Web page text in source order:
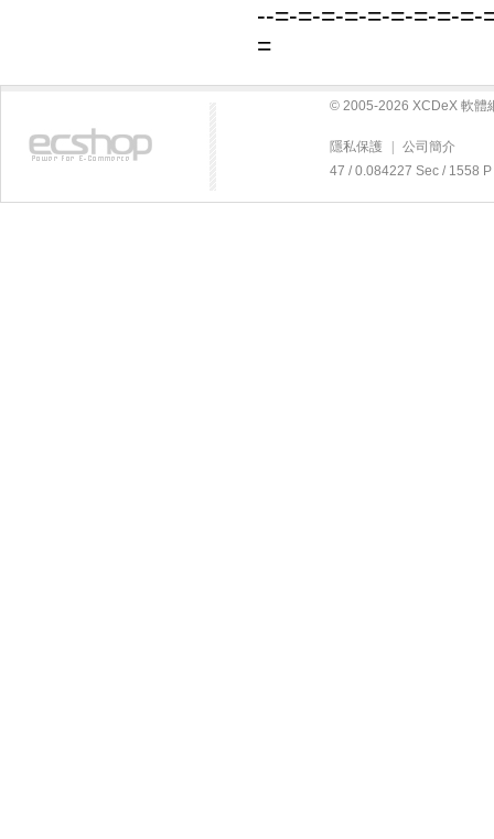
--=-=-=-=-=-=-=-=-=-
=
© 2005-2026 XCDeX 軟體
隱私保護
公司簡介
47 / 0.084227 Sec / 1558